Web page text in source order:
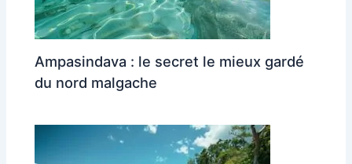
Ampasindava : le secret le mieux gardé
du nord malgache